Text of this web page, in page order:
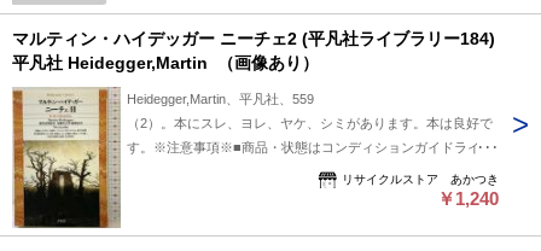
179＞
マルティン・ハイデッガー ニーチェ2 (平凡社ライブラリー184)
平凡社 Heidegger,Martin （画像あり）
Heidegger,Martin、平凡社、559
（2）。本にスレ、ヨレ、ヤケ、シミがあります。本は良好で
す。※注意事項※■商品・状態はコンディションガイドライン
に基づき、判断・出品されております。■付録等の付属品があ
る商品の場合、記載されていない物は『付属なし』とご理解下
リサイクルストア あかつき
￥1,240